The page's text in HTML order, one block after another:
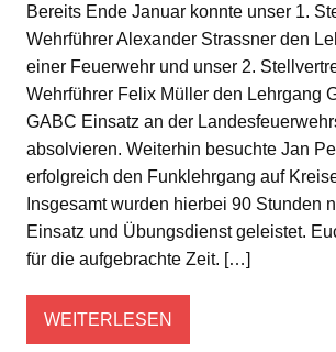
Bereits Ende Januar konnte unser 1.
Wehrführer Alexander Strassner den
einer Feuerwehr und unser 2.
Wehrführer Felix Müller den Lehrgang
GABC Einsatz an der
absolvieren. Weiterhin besuchte Jan
erfolgreich den Funklehrgang auf
Insgesamt wurden hierbei 90 Stunden
Einsatz und Übungsdienst geleistet.
für die aufgebrachte Zeit. […]
WEITERLESEN